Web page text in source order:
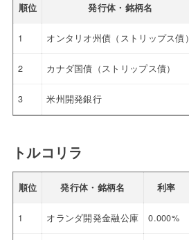
順位 発行体・銘柄名
1 オンタリオ州債（ストリップス債）
2 カナダ国債（ストリップス債）
3 米州開発銀行
トルコリラ
順位 発行体・銘柄名 利率
1 オランダ開発金融公庫 0.000%